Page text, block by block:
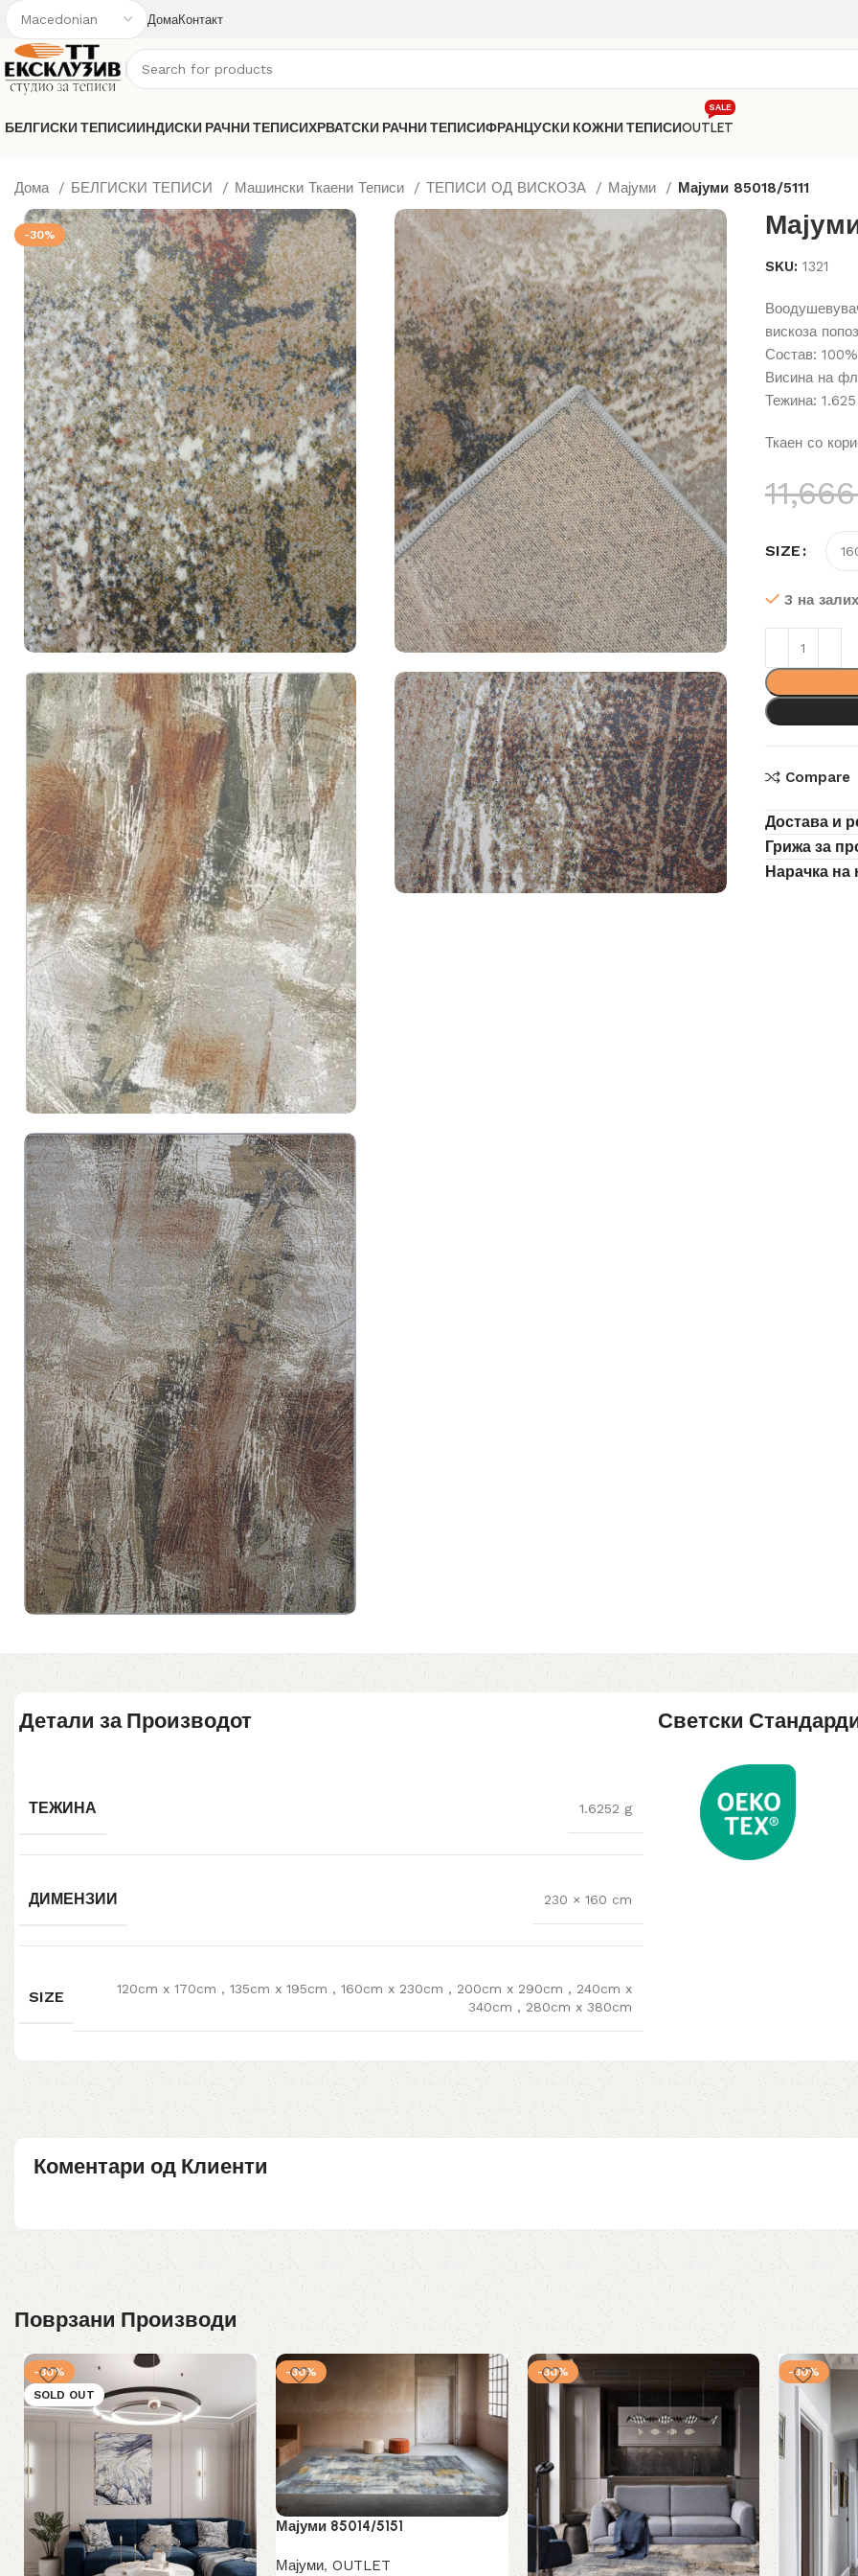
ДомаКонтакт
БЕЛГИСКИ ТЕПИСИИНДИСКИ РАЧНИ ТЕПИСИХРВАТСКИ РАЧНИ ТЕПИСИФРАНЦУСКИ КОЖНИ ТЕПИСИOUTLET
SALE
Дома БЕЛГИСКИ ТЕПИСИ Машински Ткаени Теписи ТЕПИСИ ОД ВИСКОЗА Мајуми Мајуми 85018/5111
-30%
SKU: 1321
вискоза
Состав:
Висина на
Тежина:
Ткаен со
SIZE
3 на
Compare
Достава и
Грижа за
Нарачка на
Детали за Производот
ТЕЖИНА 1.6252 g
ДИМЕНЗИИ 230 × 160 cm
SIZE 120cm x 170cm , 135cm x 195cm , 160cm x 230cm , 200cm x 290cm , 240cm x
340cm , 280cm x 380cm
Светски
Коментари од Клиенти
Поврзани Производи
-30%
SOLD OUT
-30%
Мајуми 85014/5151
Мајуми, OUTLET
-30% -30%